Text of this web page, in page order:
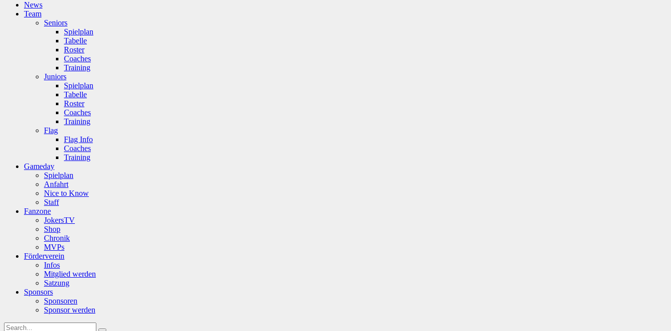
News
Team
Seniors
Spielplan
Tabelle
Roster
Coaches
Training
Juniors
Spielplan
Tabelle
Roster
Coaches
Training
Flag
Flag Info
Coaches
Training
Gameday
Spielplan
Anfahrt
Nice to Know
Staff
Fanzone
JokersTV
Shop
Chronik
MVPs
Förderverein
Infos
Mitglied werden
Satzung
Sponsors
Sponsoren
Sponsor werden